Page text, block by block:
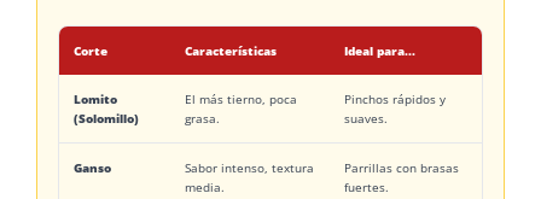
Corte Características Ideal para...
Lomito
(Solomillo)
El más tierno, poca
grasa.
Pinchos rápidos y
suaves.
Ganso
Sabor intenso, textura
media.
Parrillas con brasas
fuertes.